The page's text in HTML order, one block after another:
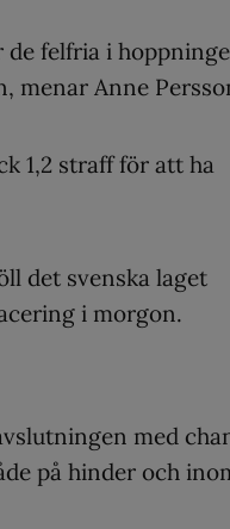
de felfria i
menar Anne
1,2 straff för att ha
det svenska laget
i morgon.
med
på hinder och